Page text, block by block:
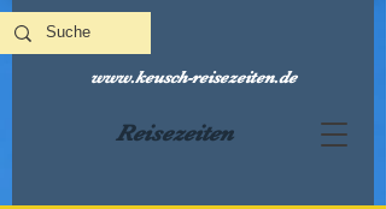
Reisezeiten
www.keusch-reisezeiten.de